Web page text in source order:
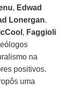
, Edwad
Lonergan.
, Faggioli
na
positivos.
uma